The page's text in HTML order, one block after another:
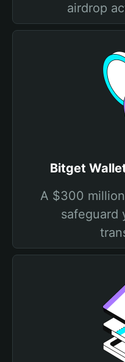
airdrop
Bitget
A $300
safeguard